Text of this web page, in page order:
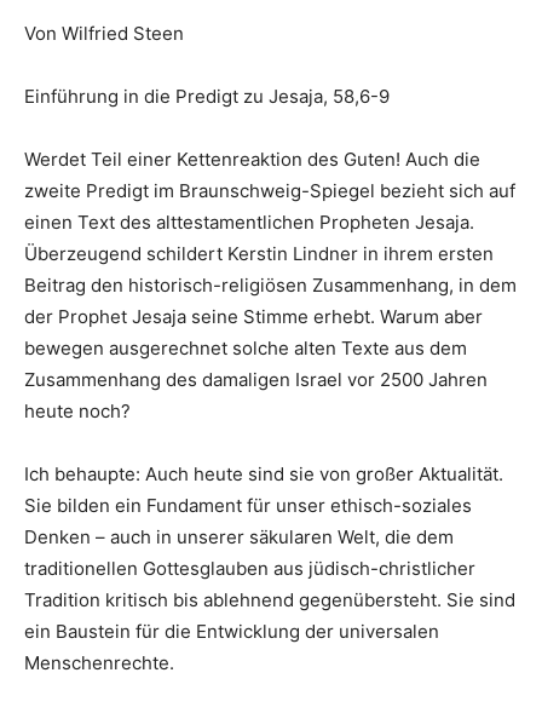
Von Wilfried Steen
Einführung in die Predigt zu Jesaja, 58,6-9
Werdet Teil einer Kettenreaktion des Guten! Auch die
zweite Predigt im Braunschweig-Spiegel bezieht sich auf
einen Text des alttestamentlichen Propheten Jesaja.
Überzeugend schildert Kerstin Lindner in ihrem ersten
Beitrag den historisch-religiösen Zusammenhang, in dem
der Prophet Jesaja seine Stimme erhebt. Warum aber
bewegen ausgerechnet solche alten Texte aus dem
Zusammenhang des damaligen Israel vor 2500 Jahren
heute noch?
Ich behaupte: Auch heute sind sie von großer Aktualität.
Sie bilden ein Fundament für unser ethisch-soziales
Denken – auch in unserer säkularen Welt, die dem
traditionellen Gottesglauben aus jüdisch-christlicher
Tradition kritisch bis ablehnend gegenübersteht. Sie sind
ein Baustein für die Entwicklung der universalen
Menschenrechte.